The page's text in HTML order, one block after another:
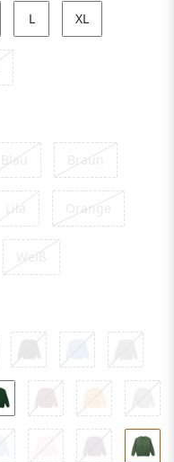
L XL
Blau Braun
Lila Orange
Weiß